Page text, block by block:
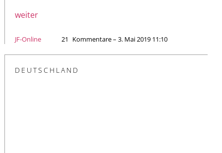
weiter
JF-Online 21 Kommentare – 3. Mai 2019 11:10
DEUTSCHLAND